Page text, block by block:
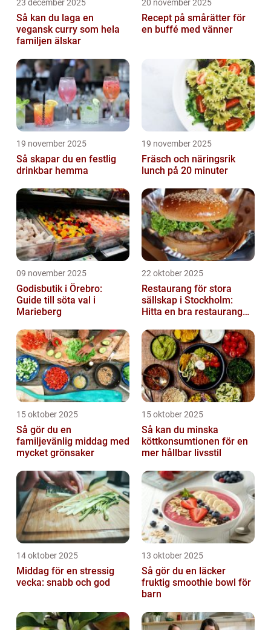
23 december 2025
Så kan du laga en
vegansk curry som hela
familjen älskar
20 november 2025
Recept på smårätter för
en buffé med vänner
19 november 2025
Så skapar du en festlig
drinkbar hemma
19 november 2025
Fräsch och näringsrik
lunch på 20 minuter
09 november 2025
Godisbutik i Örebro:
Guide till söta val i
Marieberg
22 oktober 2025
Restaurang för stora
sällskap i Stockholm:
Hitta en bra restaurang
15 oktober 2025
Så gör du en
familjevänlig middag med
mycket grönsaker
15 oktober 2025
Så kan du minska
köttkonsumtionen för en
mer hållbar livsstil
14 oktober 2025
Middag för en stressig
vecka: snabb och god
13 oktober 2025
Så gör du en läcker
fruktig smoothie bowl för
barn